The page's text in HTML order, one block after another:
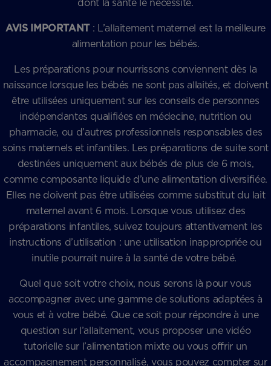
dont la santé le nécessite.
AVIS IMPORTANT : L’allaitement maternel est la meilleure
alimentation pour les bébés.
Les préparations pour nourrissons conviennent dès la
naissance lorsque les bébés ne sont pas allaités, et doivent
être utilisées uniquement sur les conseils de personnes
indépendantes qualifiées en médecine, nutrition ou
pharmacie, ou d’autres professionnels responsables des
soins maternels et infantiles. Les préparations de suite sont
destinées uniquement aux bébés de plus de 6 mois,
comme composante liquide d’une alimentation diversifiée.
Elles ne doivent pas être utilisées comme substitut du lait
maternel avant 6 mois. Lorsque vous utilisez des
préparations infantiles, suivez toujours attentivement les
instructions d’utilisation : une utilisation inappropriée ou
inutile pourrait nuire à la santé de votre bébé.
Quel que soit votre choix, nous serons là pour vous
accompagner avec une gamme de solutions adaptées à
vous et à votre bébé. Que ce soit pour répondre à une
question sur l’allaitement, vous proposer une vidéo
tutorielle sur l’alimentation mixte ou vous offrir un
accompagnement personnalisé, vous pouvez compter sur